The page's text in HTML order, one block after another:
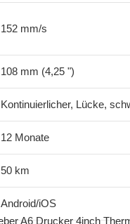
152 mm/s
108 mm (4,25 ")
Kontinuierlicher, Lücke,
12 Monate
50 km
Android/iOS